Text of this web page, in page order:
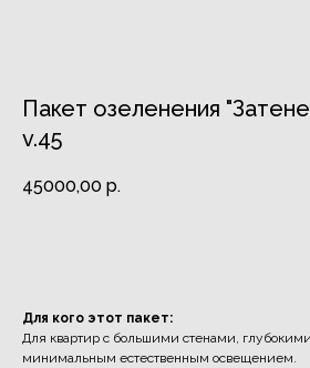
Пакет озеленения
v.45
45000,00 р.
Для кого этот пакет:
Для квартир с большими стенами,
минимальным естественным освещением.